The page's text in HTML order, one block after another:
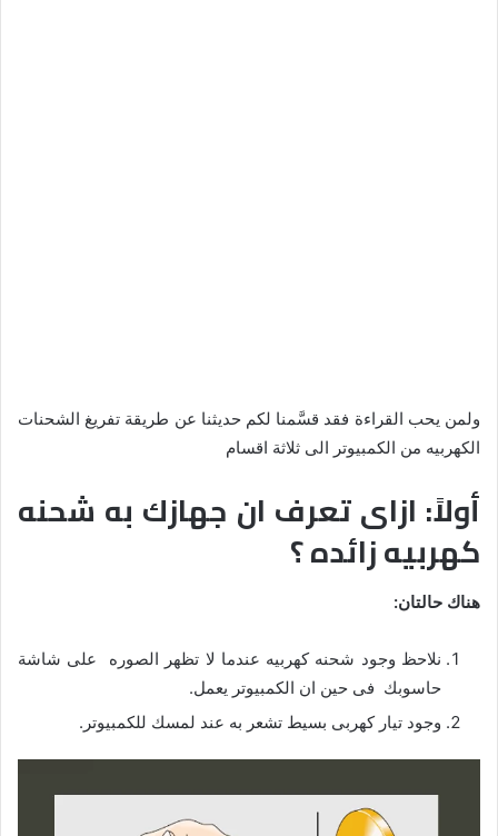
ولمن يحب القراءة فقد قسَّمنا لكم حديثنا عن طريقة تفريغ الشحنات
الكهربيه من الكمبيوتر الى ثلاثة اقسام
أولاً: ازاى تعرف ان جهازك به شحنه
كهربيه زائده ؟
هناك حالتان:
نلاحظ وجود شحنه كهربيه عندما لا تظهر الصوره على شاشة
حاسوبك فى حين ان الكمبيوتر يعمل.
وجود تيار كهربى بسيط تشعر به عند لمسك للكمبيوتر.